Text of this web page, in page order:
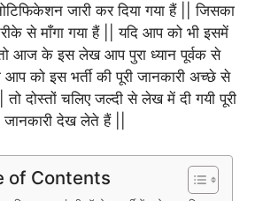
जारी कर दिया गया हैं || जिसका
से माँगा गया हैं || यदि आप को भी इसमें
आज के इस लेख आप पुरा ध्यान पूर्वक से
को इस भर्ती की पूरी जानकारी अच्छे से
दोस्तों चलिए जल्दी से लेख में दी गयी पूरी
जानकारी देख लेते हैं ||
of Contents